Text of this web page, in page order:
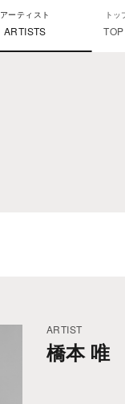
アーティスト
ARTISTS
ト
ARTIST
橋本 唯